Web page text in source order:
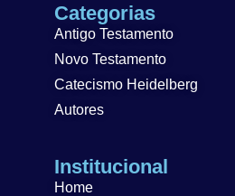
Categorias
Antigo Testamento
Novo Testamento
Catecismo Heidelberg
Autores
Institucional
Home